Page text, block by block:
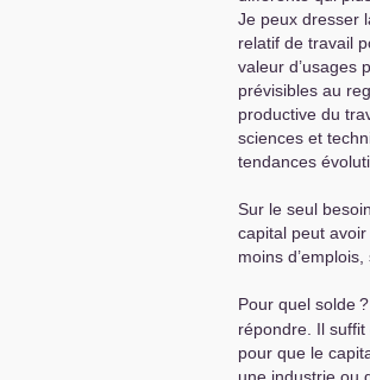
force et à fait
de risques
quelque sorte
des modernes.
Les deux
complémentaires.
transformation
productives et
devenus
difficile de
gravité. Il est de
restant de
qui peuvent se réveiller
les conséquences d’une
grande ampleur comme la
Macronienne la développe
voulons éviter le
devons prévoir une politique
les naissances comme le fait
nécessaires pour redonner
ambitieux de notre nouvelle
dans tous les domaines
révolution parfaite pour
besoins humains .
Je peux dresser
relatif de travail
valeur d’usages
prévisibles au
productive du
sciences et
tendances
Sur le seul
capital peut
moins d’emplois,
Pour quel solde
répondre. Il suffit
pour que le